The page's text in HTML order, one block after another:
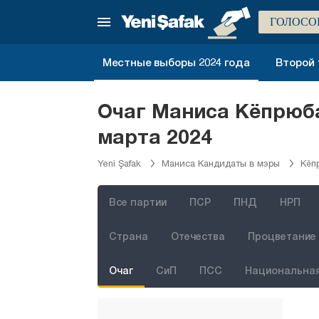
Местные выборы 2024 года Второй
Очаг Маниса
марта 2024
Yeni Şafak Маниса Кандидаты в мэры
Все партии ПСР ПНД НРП
Страна Отечества Процветание
Очаг СиП ПСС
Караман
Кырыккале
Кыршехир
Кютахья